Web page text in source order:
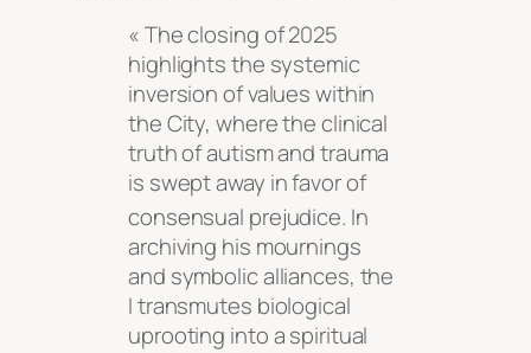
« The closing of 2025
highlights the systemic
inversion of values within
the City, where the clinical
truth of autism and trauma
is swept away in favor of
consensual prejudice. In
archiving his mournings
and symbolic alliances, the
I transmutes biological
uprooting into a spiritual